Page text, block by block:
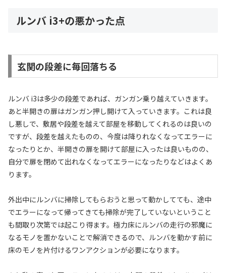
ルンバ i3+の悪かった点
玄関の段差に毎回落ちる
ルンバ i3は多少の段差であれば、ガンガン乗り越えていきます。
あと半開きの扉はガンガン押し開けて入っていきます。これは良
し悪しで、敷居や段差を越えて部屋を移動してくれるのは良いの
ですが、段差を越えたものの、今度は降りれなくなってエラーに
なったりとか、半開きの扉を開けて部屋に入ったは良いものの、
自分で扉を閉めて出れなくなってエラーになったりなどはよくあ
ります。
外出中にルンバに掃除してもらおうと思って動かしてても、途中
でエラーになって帰ってきても掃除が完了していないということ
も間取り次第では起こり得ます。極力床にルンバの走行の邪魔に
なるモノを置かないことで解消できるので、ルンバを動かす前に
床のモノを片付けるワンアクションが必要になります。